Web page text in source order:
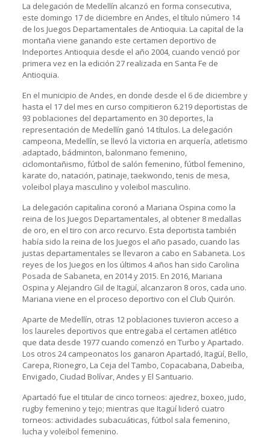
La delegación de Medellín alcanzó en forma consecutiva,
este domingo 17 de diciembre en Andes, el título número 14
de los Juegos Departamentales de Antioquia. La capital de la
montaña viene ganando este certamen deportivo de
Indeportes Antioquia desde el año 2004, cuando venció por
primera vez en la edición 27 realizada en Santa Fe de
Antioquia.
En el municipio de Andes, en donde desde el 6 de diciembre y
hasta el 17 del mes en curso compitieron 6.219 deportistas de
93 poblaciones del departamento en 30 deportes, la
representación de Medellín ganó 14 títulos. La delegación
campeona, Medellín, se llevó la victoria en arquería, atletismo
adaptado, bádminton, balonmano femenino,
ciclomontañismo, fútbol de salón femenino, fútbol femenino,
karate do, natación, patinaje, taekwondo, tenis de mesa,
voleibol playa masculino y voleibol masculino.
La delegación capitalina coronó a Mariana Ospina como la
reina de los Juegos Departamentales, al obtener 8 medallas
de oro, en el tiro con arco recurvo. Esta deportista también
había sido la reina de los Juegos el año pasado, cuando las
justas departamentales se llevaron a cabo en Sabaneta. Los
reyes de los Juegos en los últimos 4 años han sido Carolina
Posada de Sabaneta, en 2014 y 2015. En 2016, Mariana
Ospina y Alejandro Gil de Itagüí, alcanzaron 8 oros, cada uno.
Mariana viene en el proceso deportivo con el Club Quirón.
Aparte de Medellín, otras 12 poblaciones tuvieron acceso a
los laureles deportivos que entregaba el certamen atlético
que data desde 1977 cuando comenzó en Turbo y Apartado.
Los otros 24 campeonatos los ganaron Apartadó, Itagüí, Bello,
Carepa, Rionegro, La Ceja del Tambo, Copacabana, Dabeiba,
Envigado, Ciudad Bolívar, Andes y El Santuario.
Apartadó fue el titular de cinco torneos: ajedrez, boxeo, judo,
rugby femenino y tejo; mientras que Itagüí lideró cuatro
torneos: actividades subacuáticas, fútbol sala femenino,
lucha y voleibol femenino.